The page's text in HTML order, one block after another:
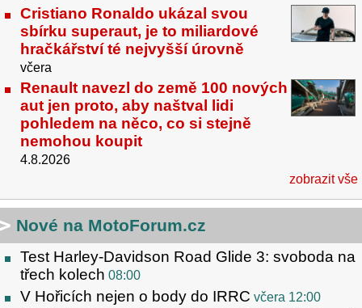
Cristiano Ronaldo ukázal svou
sbírku superaut, je to miliardové
hračkářství té nejvyšší úrovně
včera
Renault navezl do země 100 nových
aut jen proto, aby naštval lidi
pohledem na něco, co si stejně
nemohou koupit
4.8.2026
zobrazit vše
Nové na MotoForum.cz
Test Harley-Davidson Road Glide 3: svoboda na
třech kolech 08:00
V Hořicích nejen o body do IRRC včera 12:00